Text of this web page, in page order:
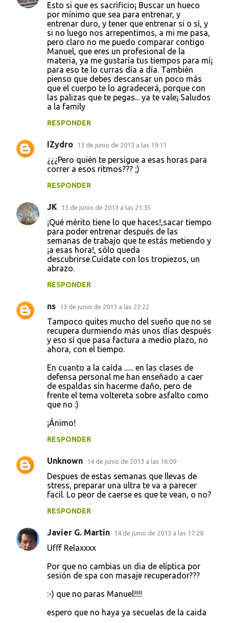
Esto si que es sacrificio¡ Buscar un hueco
por mínimo que sea para entrenar, y
entrenar duro, y tener que entrenar si o sí, y
si no luego nos arrepentimos, a mi me pasa,
pero claro no me puedo comparar contigo
Manuel, que eres un profesional de la
materia, ya me gustaría tus tiempos para mí¡
para eso te lo curras día a día. También
pienso que debes descansar un poco más
que el cuerpo te lo agradecerá, porque con
las palizas que te pegas... ya te vale¡ Saludos
a la family
RESPONDER
IZydro 13 de junio de 2013 a las 19:11
¿¿¿Pero quién te persigue a esas horas para
correr a esos ritmos??? ;)
RESPONDER
JK 13 de junio de 2013 a las 21:35
¡Qué mérito tiene lo que haces!,sacar tiempo
para poder entrenar después de las
semanas de trabajo que te estás metiendo y
¡a esas hora!, sólo queda
descubrirse.Cuídate con los tropiezos, un
abrazo.
RESPONDER
ns 13 de junio de 2013 a las 22:22
Tampoco quites mucho del sueño que no se
recupera durmiendo más unos días después
y eso sí que pasa factura a medio plazo, no
ahora, con el tiempo.
En cuanto a la caída ...... en las clases de
defensa personal me han enseñado a caer
de espaldas sin hacerme daño, pero de
frente el tema voltereta sobre asfalto como
que no :)
¡Ánimo!
RESPONDER
Unknown 14 de junio de 2013 a las 16:09
Despues de estas semanas que llevas de
stress, preparar una ultra te va a parecer
facil. Lo peor de caerse es que te vean, o no?
RESPONDER
Javier G. Martín 14 de junio de 2013 a las 17:28
Ufff Relaxxxx
Por que no cambias un dia de elíptica por
sesión de spa con masaje recuperador???
:-) que no paras Manuel!!!!
espero que no haya ya secuelas de la caida